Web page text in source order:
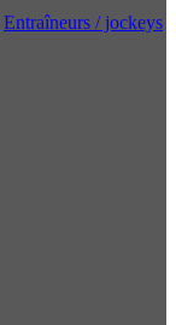
Entraîneurs / jockeys